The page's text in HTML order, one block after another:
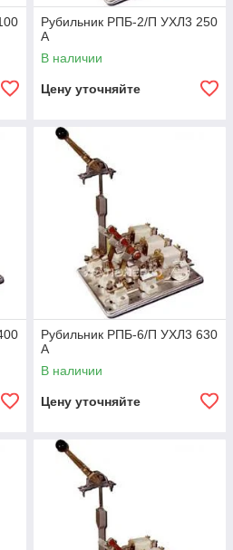
Рубильник РПБ-2/П УХЛ3 250
А
В наличии
Цену уточняйте
Рубильник РПБ-6/П УХЛ3 630
А
В наличии
Цену уточняйте